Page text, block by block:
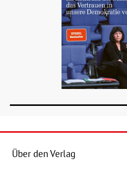
Über den Verlag